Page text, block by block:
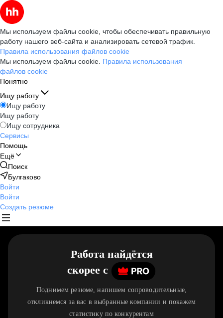
Мы используем файлы cookie, чтобы обеспечивать правильную
работу нашего веб-сайта и анализировать сетевой трафик.
Правила использования файлов cookie
Мы используем файлы cookie. Правила использования
файлов cookie
Понятно
Ищу работу
Ищу работу
Ищу работу
Ищу сотрудника
Сервисы
Помощь
Ещё
Поиск
Булгаково
Войти
Войти
Создать резюме
Работа найдётся
скорее c
Поднимем резюме, напишем сопроводительные,
откликнемся за вас в выбранные компании и покажем
статистику по конкурентам